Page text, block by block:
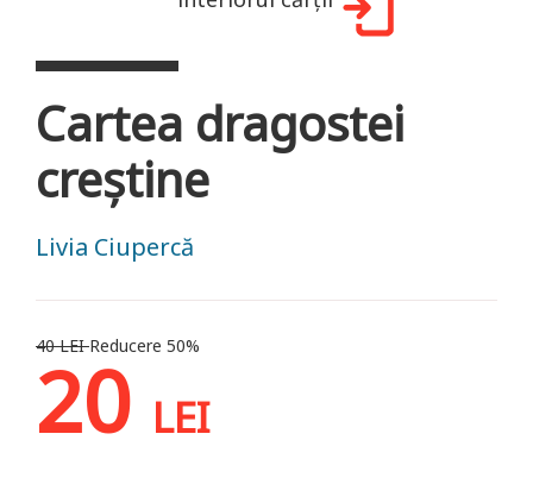
Cartea dragostei
creștine
Livia Ciupercă
40 LEIReducere 50%
20 LEI